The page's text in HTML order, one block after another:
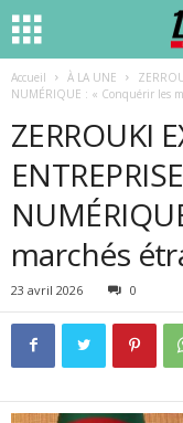
Accueil À LA UNE
NUMÉRIQUE : « Conquérir les
ZERROUKI
marchés
23 avril 2026 0